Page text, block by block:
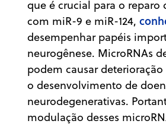
que é crucial para o reparo
com miR-9 e miR-124,
desempenhar papéis
neurogênese. MicroRNAs
podem causar
o desenvolvimento de
neurodegenerativas.
modulação desses